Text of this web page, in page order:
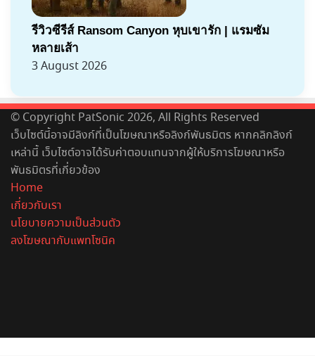
รีวิวซีรีส์ Ransom Canyon หุบเขารัก | แรมซัม
หลายเส้า
3 August 2026
© Copyright PatSonic 2026, All Rights Reserved
เว็บไซต์นี้อาจมีลิงก์ที่เป็นโฆษณาหรือลิงก์พันธมิตร หากคลิกลิงก์
เหล่านี้ เว็บไซต์อาจได้รับค่าตอบแทนจากผู้ให้บริการโฆษณาหรือ
พันธมิตรที่เกี่ยวข้อง
Home
เกี่ยวกับเรา
นโยบายความเป็นส่วนตัว
ลงโฆษณากับแพทโซนิค